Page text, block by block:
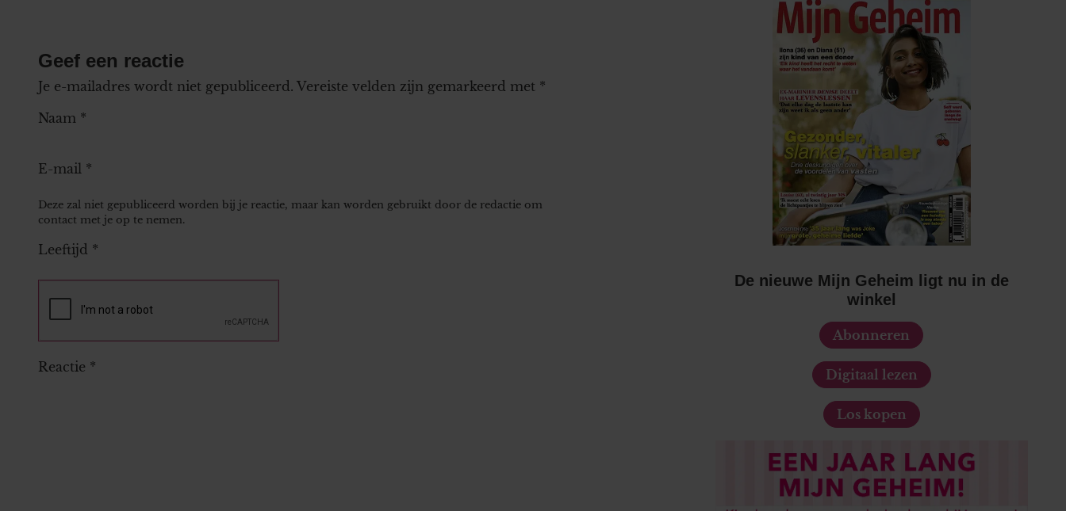
Geef een reactie
Je e-mailadres wordt niet gepubliceerd. Vereiste velden zijn gemarkeerd met *
Naam *
E-mail *
Deze zal niet gepubliceerd worden bij je reactie, maar kan worden gebruikt door de redactie om
contact met je op te nemen.
Leeftijd *
Reactie *
De nieuwe Mijn Geheim ligt nu in de
winkel
Abonneren
Digitaal lezen
Los kopen